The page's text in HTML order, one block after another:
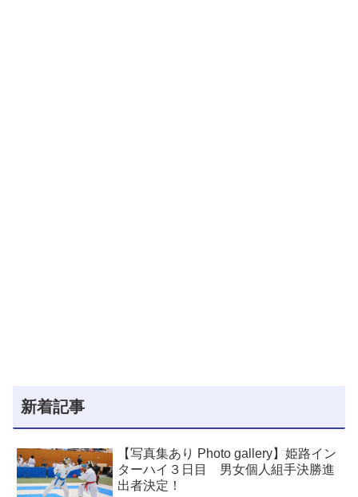
新着記事
【写真集あり Photo gallery】姫路イン
ターハイ３日目 男女個人組手決勝進
出者決定！